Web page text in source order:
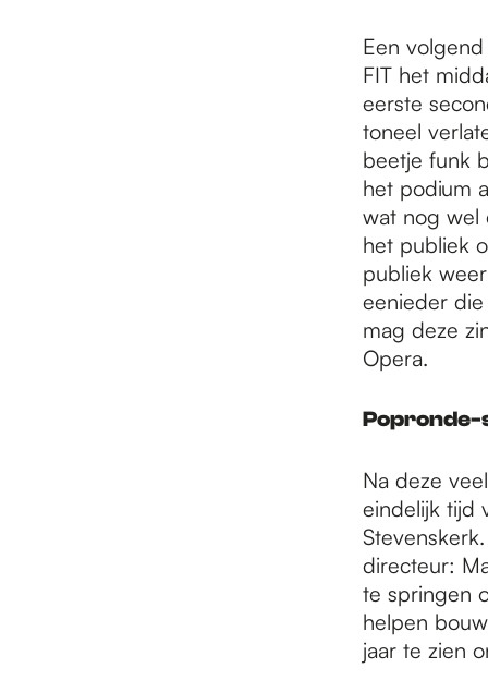
Een
FIT het
eerste
toneel
beetje funk
het podium
wat nog wel
het publiek
publiek
eenieder
mag deze
Opera.
Na deze
eindelijk tijd
directeur:
te springen
helpen
jaar te zien